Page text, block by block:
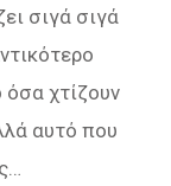
σιγά σιγά
όσα χτίζουν
αυτό που